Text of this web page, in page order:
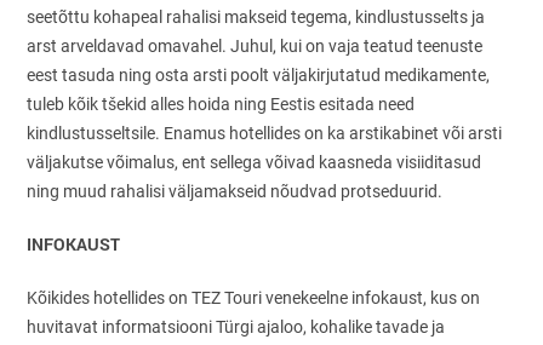
seetõttu kohapeal rahalisi makseid tegema, kindlustusselts ja
arst arveldavad omavahel. Juhul, kui on vaja teatud teenuste
eest tasuda ning osta arsti poolt väljakirjutatud medikamente,
tuleb kõik tšekid alles hoida ning Eestis esitada need
kindlustusseltsile. Enamus hotellides on ka arstikabinet või arsti
väljakutse võimalus, ent sellega võivad kaasneda visiiditasud
ning muud rahalisi väljamakseid nõudvad protseduurid.
INFOKAUST
Kõikides hotellides on TEZ Touri venekeelne infokaust, kus on
huvitavat informatsiooni Türgi ajaloo, kohalike tavade ja